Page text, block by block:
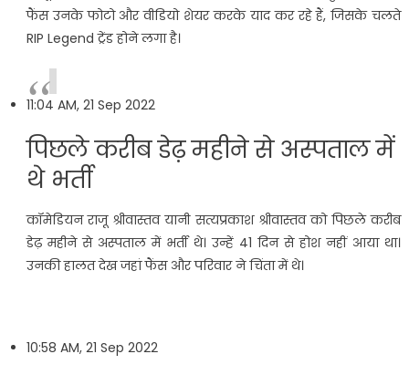
फैंस उनके फोटो और वीडियो शेयर करके याद कर रहे हैं, जिसके चलते
RIP Legend ट्रेंड होने लगा है।
11:04 AM, 21 Sep 2022
पिछले करीब डेढ़ महीने से अस्पताल में
थे भर्ती
कॉमेडियन राजू श्रीवास्तव यानी सत्यप्रकाश श्रीवास्तव को पिछले करीब
डेढ़ महीने से अस्पताल में भर्ती थे। उन्हें 41 दिन से होश नहीं आया था।
उनकी हालत देख जहां फैंस और परिवार ने चिंता में थे।
10:58 AM, 21 Sep 2022